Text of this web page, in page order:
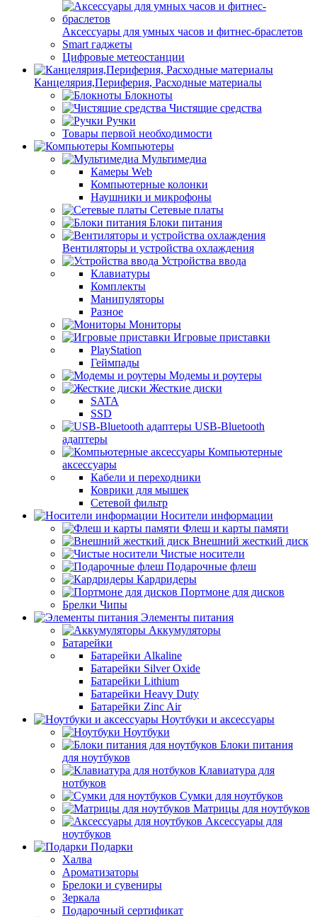
Аксессуары для умных часов и фитнес-браслетов
Smart гаджеты
Цифровые метеостанции
Канцелярия,Периферия, Расходные материалы
Блокноты
Чистящие средства
Ручки
Товары первой необходимости
Компьютеры
Мультимедиа
Камеры Web
Компьютерные колонки
Наушники и микрофоны
Сетевые платы
Блоки питания
Вентиляторы и устройства охлаждения
Устройства ввода
Клавиатуры
Комплекты
Манипуляторы
Разное
Мониторы
Игровые приставки
PlayStation
Геймпады
Модемы и роутеры
Жесткие диски
SATA
SSD
USB-Bluetooth
адаптеры
Компьютерные
аксессуары
Кабели и переходники
Коврики для мышек
Сетевой фильтр
Носители информации
Флеш и карты памяти
Внешний жесткий диск
Чистые носители
Подарочные флеш
Кардридеры
Портмоне для дисков
Брелки Чипы
Элементы питания
Аккумуляторы
Батарейки
Батарейки Alkaline
Батарейки Silver Oxide
Батарейки Lithium
Батарейки Heavy Duty
Батарейки Zinc Air
Ноутбуки и аксессуары
Ноутбуки
Блоки питания
для ноутбуков
Клавиатура для
нотбуков
Сумки для ноутбуков
Матрицы для ноутбуков
Аксессуары для
ноутбуков
Подарки
Халва
Ароматизаторы
Брелоки и сувениры
Зеркала
Подарочный сертификат